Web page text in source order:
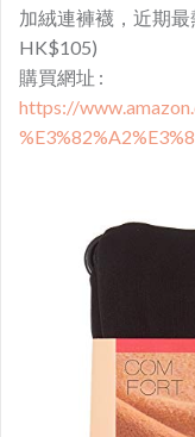
加絨連褲襪，近期
HK$105)
購買網址 :
https://